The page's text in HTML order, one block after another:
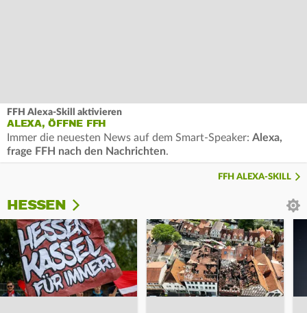
FFH Alexa-Skill aktivieren
ALEXA, ÖFFNE FFH
Immer die neuesten News auf dem Smart-Speaker: Alexa,
frage FFH nach den Nachrichten.
FFH ALEXA-SKILL
HESSEN